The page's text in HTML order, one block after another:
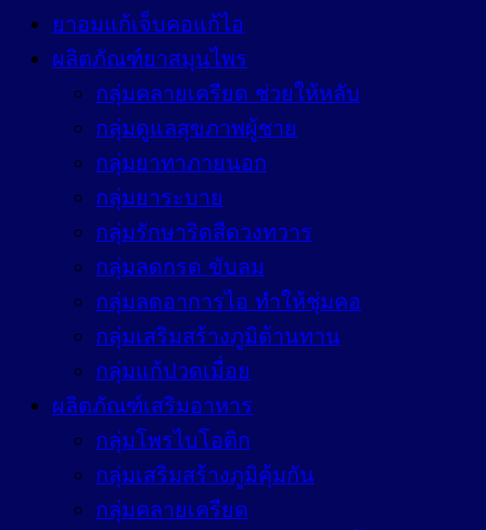
ยาอมแก้เจ็บคอแก้ไอ
ผลิตภัณฑ์ยาสมุนไพร
กลุ่มคลายเครียด ช่วยให้หลับ
กลุ่มดูแลสุขภาพผู้ชาย
กลุ่มยาทาภายนอก
กลุ่มยาระบาย
กลุ่มรักษาริดสีดวงทวาร
กลุ่มลดกรด ขับลม
กลุ่มลดอาการไอ ทำให้ชุ่มคอ
กลุ่มเสริมสร้างภูมิต้านทาน
กลุ่มแก้ปวดเมื่อย
ผลิตภัณฑ์เสริมอาหาร
กลุ่มโพรไบโอติก
กลุ่มเสริมสร้างภูมิคุ้มกัน
กลุ่มคลายเครียด